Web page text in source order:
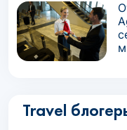
Travel